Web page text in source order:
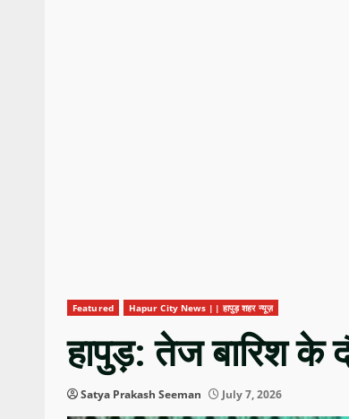
Featured Hapur City News || हापुड़ शहर न्यूज़
हापुड़: तेज बारिश के
Satya Prakash Seeman July 7, 2026